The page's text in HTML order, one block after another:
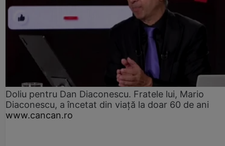
Doliu pentru Dan Diaconescu. Fratele lui, Mario
Diaconescu, a încetat din viață la doar 60 de ani
www.cancan.ro